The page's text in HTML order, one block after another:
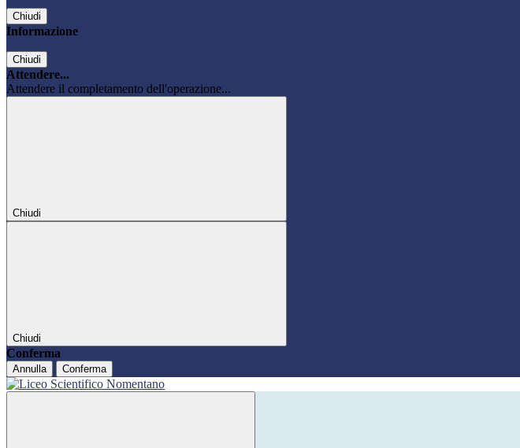
Chiudi
Informazione
Chiudi
Attendere...
Attendere il completamento dell'operazione...
Chiudi
Chiudi
Conferma
Annulla Conferma